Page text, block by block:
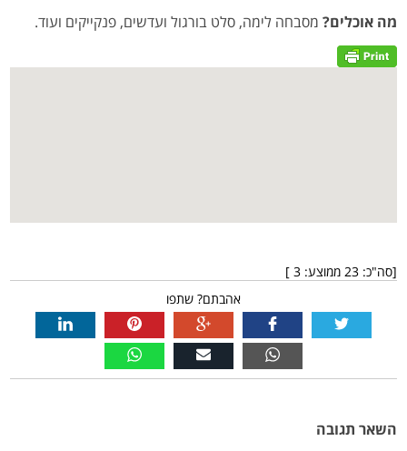
מה אוכלים? מסבחה לימה, סלט בורגול ועדשים, פנקייקים ועוד.
[סה"כ: 23 ממוצע: 3
]
אהבתם? שתפו
השאר תגובה